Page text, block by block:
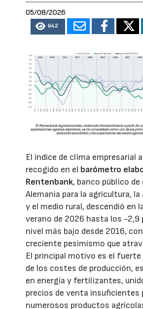
05/08/2026
642
El índice de clima empresarial
recogido en el barómetro
Rentenbank, banco público de
Alemania para la agricultura,
y el medio rural, descendió en
verano de 2026 hasta los -2,9
nivel más bajo desde 2016,
creciente pesimismo que
El principal motivo es el
de los costes de producción,
en energía y fertilizantes,
precios de venta insuficientes
numerosos productos